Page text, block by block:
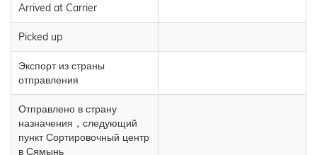
Arrived at Carrier
Picked up
Экспорт из страны
отправления
Отправлено в страну
назначения，следующий
пункт Сортировочный центр
в Сямынь